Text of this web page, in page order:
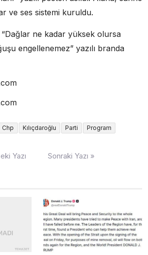
ve ses sistemi kuruldu.
“Dağlar ne kadar yüksek olursa
engellenemez” yazılı branda
Chp Kılıçdaroğlu Parti Program
Yazı Sonraki Yazı »